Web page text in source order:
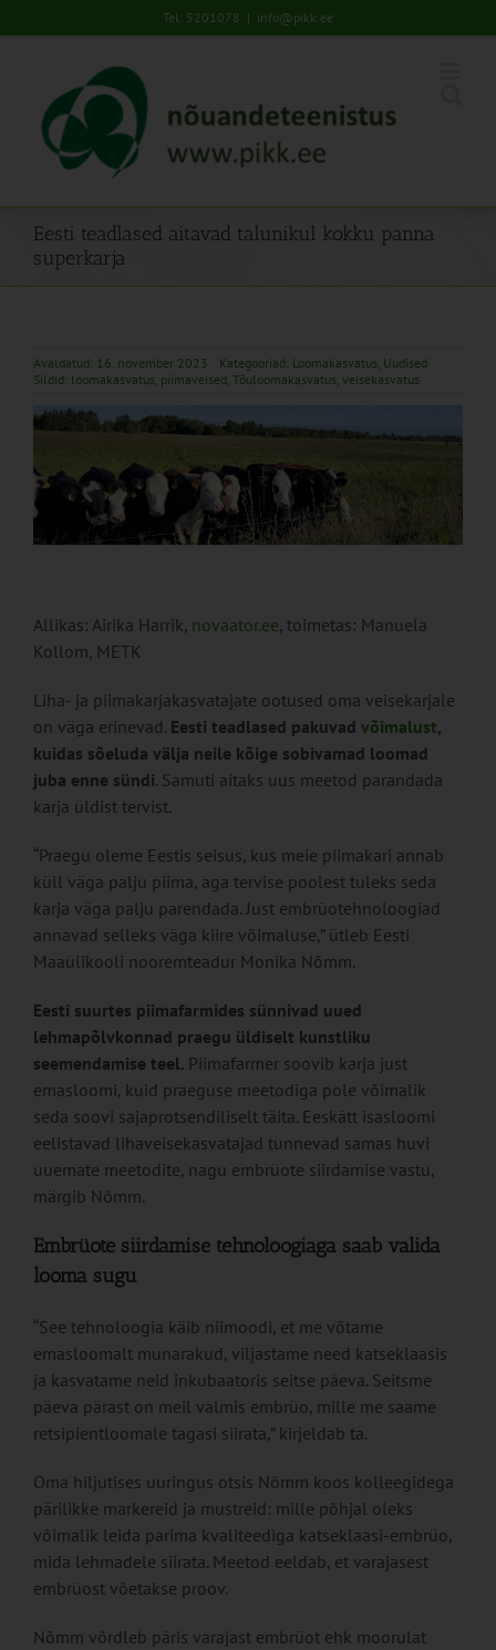
to
Tel: 5201078 | info@pikk.ee
Eesti teadlased aitavad talunikul kokku panna
superkarja
Avaldatud: 16. november 2023 Kategooriad: Loomakasvatus, Uudised
Sildid: loomakasvatus, piimaveised, Tõuloomakasvatus, veisekasvatus
Allikas: Airika Harrik, novaator.ee, toimetas: Manuela
Kollom, METK
Liha- ja piimakarjakasvatajate ootused oma veisekarjale
on väga erinevad. Eesti teadlased pakuvad võimalust,
kuidas sõeluda välja neile kõige sobivamad loomad
juba enne sündi. Samuti aitaks uus meetod parandada
karja üldist tervist.
“Praegu oleme Eestis seisus, kus meie piimakari annab
küll väga palju piima, aga tervise poolest tuleks seda
karja väga palju parendada. Just embrüotehnoloogiad
annavad selleks väga kiire võimaluse,” ütleb Eesti
Maaülikooli nooremteadur Monika Nõmm.
Eesti suurtes piimafarmides sünnivad uued
lehmapõlvkonnad praegu üldiselt kunstliku
seemendamise teel. Piimafarmer soovib karja just
emasloomi, kuid praeguse meetodiga pole võimalik
seda soovi sajaprotsendiliselt täita. Eeskätt isasloomi
eelistavad lihaveisekasvatajad tunnevad samas huvi
uuemate meetodite, nagu embrüote siirdamise vastu,
märgib Nõmm.
Embrüote siirdamise tehnoloogiaga saab valida
looma sugu
“See tehnoloogia käib niimoodi, et me võtame
emasloomalt munarakud, viljastame need katseklaasis
ja kasvatame neid inkubaatoris seitse päeva. Seitsme
päeva pärast on meil valmis embrüo, mille me saame
retsipientloomale tagasi siirata,” kirjeldab ta.
Oma hiljutises uuringus otsis Nõmm koos kolleegidega
pärilikke markereid ja mustreid: mille põhjal oleks
võimalik leida parima kvaliteediga katseklaasi-embrüo,
mida lehmadele siirata. Meetod eeldab, et varajasest
embrüost võetakse proov.
Nõmm võrdleb päris varajast embrüot ehk moorulat